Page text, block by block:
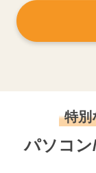
特別
パソコ